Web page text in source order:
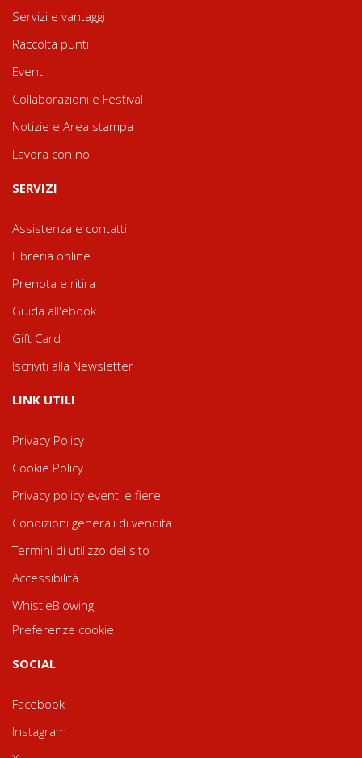
Servizi e vantaggi
Raccolta punti
Eventi
Collaborazioni e Festival
Notizie e Area stampa
Lavora con noi
SERVIZI
Assistenza e contatti
Libreria online
Prenota e ritira
Guida all'ebook
Gift Card
Iscriviti alla Newsletter
LINK UTILI
Privacy Policy
Cookie Policy
Privacy policy eventi e fiere
Condizioni generali di vendita
Termini di utilizzo del sito
Accessibilità
WhistleBlowing
Preferenze cookie
SOCIAL
Facebook
Instagram